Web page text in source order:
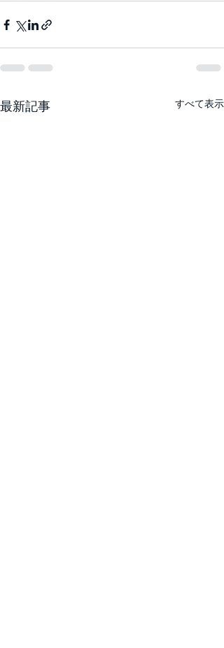
最新記事 すべて表示